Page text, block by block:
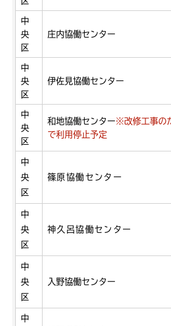
中
央
区
庄内協働センター
中
央
区
伊佐見協働センター
中
央
区
和地協働センター※改修工事の
で利用停止予定
中
央
区
篠原協働センター
中
央
区
神久呂協働センター
中
央
区
入野協働センター
中